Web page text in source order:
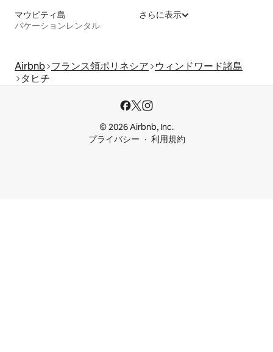
マウピティ島
バケーションレンタル
さらに表示
Airbnb フランス領ポリネシア
ウィンドワード諸島
タヒチ
© 2026 Airbnb, Inc.
プライバシー
利用規約